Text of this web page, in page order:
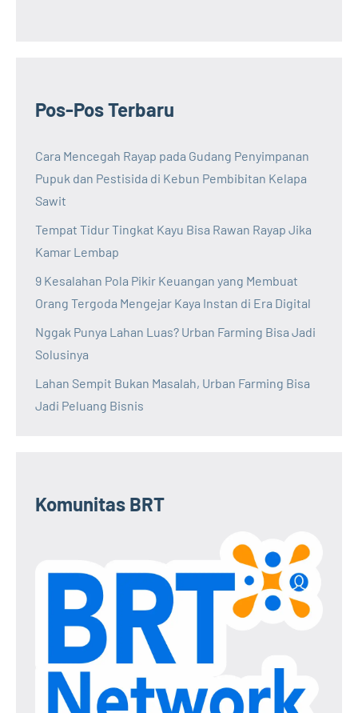
Pos-Pos Terbaru
Cara Mencegah Rayap pada Gudang Penyimpanan
Pupuk dan Pestisida di Kebun Pembibitan Kelapa
Sawit
Tempat Tidur Tingkat Kayu Bisa Rawan Rayap Jika
Kamar Lembap
9 Kesalahan Pola Pikir Keuangan yang Membuat
Orang Tergoda Mengejar Kaya Instan di Era Digital
Nggak Punya Lahan Luas? Urban Farming Bisa Jadi
Solusinya
Lahan Sempit Bukan Masalah, Urban Farming Bisa
Jadi Peluang Bisnis
Komunitas BRT